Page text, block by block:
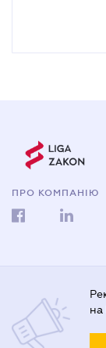
ПРО КОМПАНІЮ
на